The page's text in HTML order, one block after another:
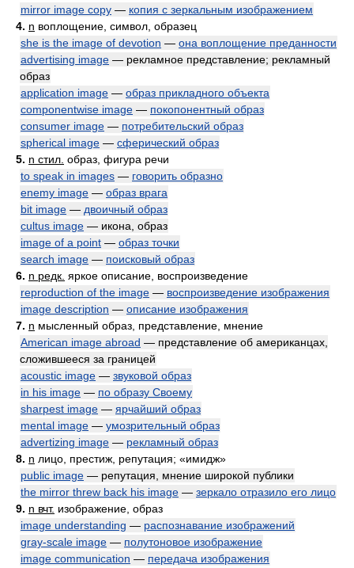
mirror image copy — копия с зеркальным изображением
4. n воплощение, символ, образец
she is the image of devotion — она воплощение преданности
advertising image — рекламное представление; рекламный
образ
application image — образ прикладного объекта
componentwise image — покопонентный образ
consumer image — потребительский образ
spherical image — сферический образ
5. n стил. образ, фигура речи
to speak in images — говорить образно
enemy image — образ врага
bit image — двоичный образ
cultus image — икона, образ
image of a point — образ точки
search image — поисковый образ
6. n редк. яркое описание, воспроизведение
reproduction of the image — воспроизведение изображения
image description — описание изображения
7. n мысленный образ, представление, мнение
American image abroad — представление об американцах,
сложившееся за границей
acoustic image — звуковой образ
in his image — по образу Своему
sharpest image — ярчайший образ
mental image — умозрительный образ
advertizing image — рекламный образ
8. n лицо, престиж, репутация; «имидж»
public image — репутация, мнение широкой публики
the mirror threw back his image — зеркало отразило его лицо
9. n вчт. изображение, образ
image understanding — распознавание изображений
gray-scale image — полутоновое изображение
image communication — передача изображения